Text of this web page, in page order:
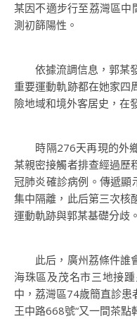
某因不適步行至荔灣區
測初篩陽性。
依據流調信息，郭某
重要運動軌跡都在她家四
險地域和境外客居史，在
時隔276天再現的外鄉
某親密接觸者排查經過歷
冠肺炎確診病例。傳遞顯
集中隔離，此后第三次核
運動軌跡與郭某基礎分歧。
此后，廣州荔條件誰會
海珠區及茂名市三地接
中，荔灣區74歲簡直診患
王中路668號“又一間茶點